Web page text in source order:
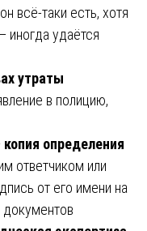
всё-таки есть, хотя
иногда удаётся
утраты
в полицию,
копия определения
ответчиком или
от его имени на
документов